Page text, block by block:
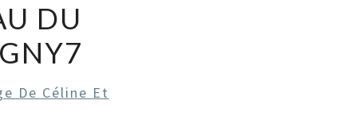
DU
De Céline Et